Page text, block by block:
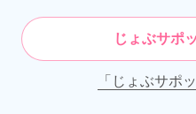
じょぶサポ
「じょぶサポ